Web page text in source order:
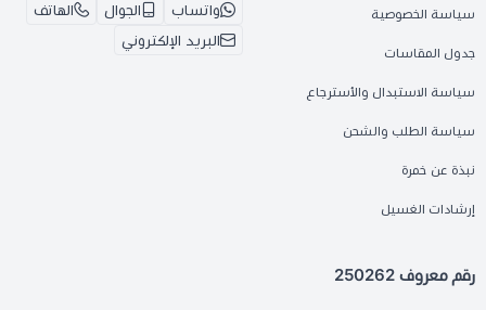
سياسة الخصوصية
جدول المقاسات
سياسة الاستبدال والأسترجاع
سياسة الطلب والشحن
نبذة عن خمرة
إرشادات الغسيل
واتساب الجوال
الهاتف
البريد الإلكتروني
رقم معروف 250262